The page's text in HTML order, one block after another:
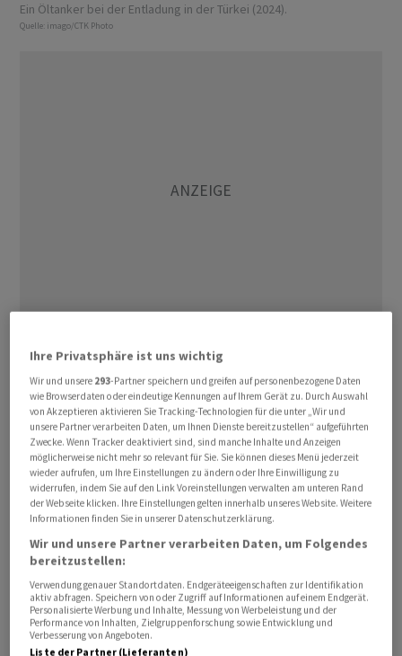
Ein Öltanker bei der Entladung in der Türkei (2024).
Quelle: imago/CTK Photo
Der hoheÖlpreisinfolge des Iran-Kriegs verschafft der
russischen Regierung eine Atempause bei der
geplanten ‌Stärkung ⁠der Finanzreserven. Die Pläne,
mehr Geld in den Nationalen ⁠Wohlstandsfonds zu
leiten, werden verschoben, wie drei mit den Vorgängen
vertraute Personen ‌der Nachrichtenagentur Reuters
sagten. Kreml-Sprecher Dmitri ‌Peskow sagte am
Dienstag dazu, die ​Regierung erörtere diese Fragen in
den laufenden Wirtschaftssitzungen. An
Entscheidungen werde noch gearbeitet.
Hintergrund sind die unerwartet hohen Einnahmen aus
demÖl- und Gasgeschäft. Der Ölpreis ist seit Beginn ‌des
Kriegs im Iran Ende Februar von rund 70 auf mehr als 100
Ihre Privatsphäre ist uns wichtig
Wir und unsere 293-Partner speichern und greifen auf personenbezogene Daten
wie Browserdaten oder eindeutige Kennungen auf Ihrem Gerät zu. Durch Auswahl
von Akzeptieren aktivieren Sie Tracking-Technologien für die unter „Wir und
unsere Partner verarbeiten Daten, um Ihnen Dienste bereitzustellen“ aufgeführten
Zwecke. Wenn Tracker deaktiviert sind, sind manche Inhalte und Anzeigen
möglicherweise nicht mehr so relevant für Sie. Sie können dieses Menü jederzeit
wieder aufrufen, um Ihre Einstellungen zu ändern oder Ihre Einwilligung zu
widerrufen, indem Sie auf den Link Voreinstellungen verwalten am unteren Rand
der Webseite klicken. Ihre Einstellungen gelten innerhalb unseres Website. Weitere
Informationen finden Sie in unserer Datenschutzerklärung.
Wir und unsere Partner verarbeiten Daten, um Folgendes
bereitzustellen:
Verwendung genauer Standortdaten. Endgeräteeigenschaften zur Identifikation
aktiv abfragen. Speichern von oder Zugriff auf Informationen auf einem Endgerät.
Personalisierte Werbung und Inhalte, Messung von Werbeleistung und der
Performance von Inhalten, Zielgruppenforschung sowie Entwicklung und
Verbesserung von Angeboten.
Liste der Partner (Lieferanten)